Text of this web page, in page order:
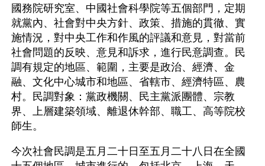
國務院研究室、中國社會科學院等五個部門，定期
就黨內、社會對中央方針、政策、措施的貫徹、實
施情況，對中央工作和作風的評議和意見，對當前
社會問題的反映、意見和訴求，進行民意調查。民
調有規定的地區、範圍，主要是政治、經濟、金
融、文化中心城市和地區、省轄市、經濟特區、農
村。民調對象：黨政機關、民主黨派團體、宗教
界、上層建築領域、離退休幹部、職工、高等院校
師生。
今次社會民調是五月二十日至五月二十八日在全國